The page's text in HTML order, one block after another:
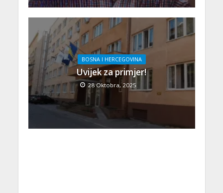
BOSNA I HERCEGOVINA
Uvijek za primjer!
28 Oktobra, 2025